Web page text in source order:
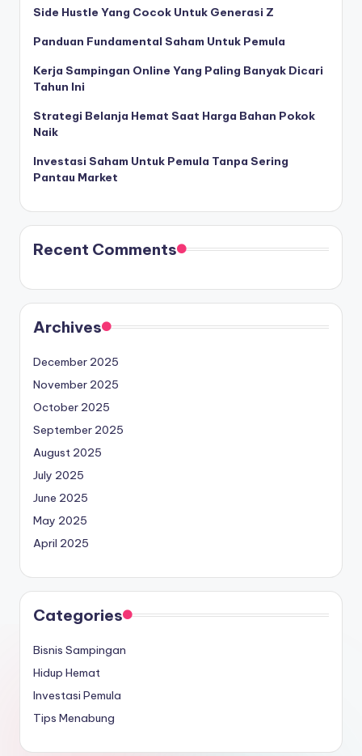
Side Hustle Yang Cocok Untuk Generasi Z
Panduan Fundamental Saham Untuk Pemula
Kerja Sampingan Online Yang Paling Banyak Dicari
Tahun Ini
Strategi Belanja Hemat Saat Harga Bahan Pokok
Naik
Investasi Saham Untuk Pemula Tanpa Sering
Pantau Market
Recent Comments
Archives
December 2025
November 2025
October 2025
September 2025
August 2025
July 2025
June 2025
May 2025
April 2025
Categories
Bisnis Sampingan
Hidup Hemat
Investasi Pemula
Tips Menabung